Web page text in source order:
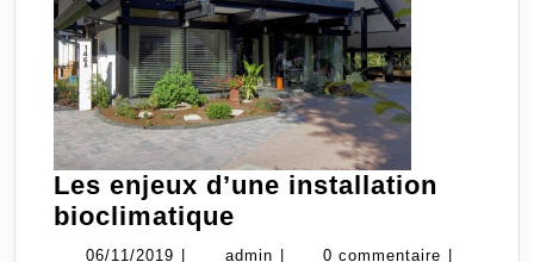
Les enjeux d’une installation
bioclimatique
enjeux
06/11/2019 06/11/2019
admin admin0 commentaire